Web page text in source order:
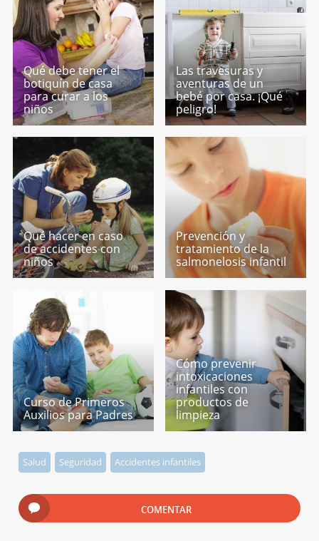
Qué debe tener el
botiquín de casa
para curar a los
niños
Las travesuras y
aventuras de un
bebé por casa. ¡Qué
peligro!
Qué hacer en caso
de accidentes con
niños
Prevención y
tratamiento de la
salmonelosis infantil
Curso de Primeros
Auxilios para Padres
Cómo prevenir
intoxicaciones
infantiles con
productos de
limpieza
Salud Seguridad Accidentes infantiles
COMENTAR